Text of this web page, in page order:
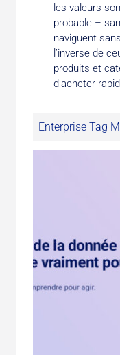
les valeurs
probable –
naviguent
l’inverse de
produits et
d’acheter
Enterprise Tag